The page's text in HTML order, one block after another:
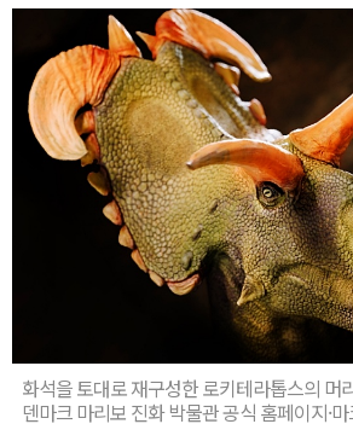
화석을 토대로 재구성한 로키테라톱스의 머
덴마크 마리보 진화 박물관 공식 홈페이지·